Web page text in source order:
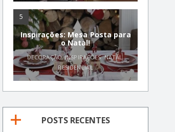
5
Inspirações: Mesa Posta para
o Natal!
DECORAÇÃO,INSPIRAÇÕES,NATAL,
RESIDENCIAL
POSTS RECENTES